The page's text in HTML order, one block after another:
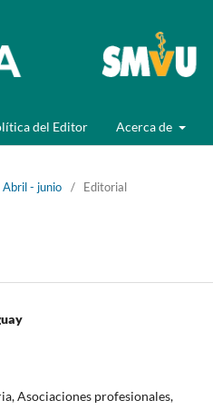
del Editor Acerca de
- junio / Editorial
Asociaciones profesionales,